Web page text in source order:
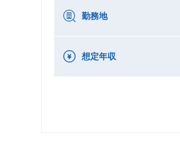
勤務地
想定年収